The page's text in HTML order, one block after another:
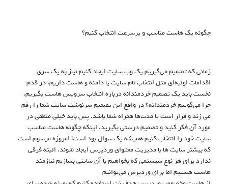
چگونه یک هاست مناسب و پرسرعت انتخاب کنیم؟
زمانی که تصمیم می‌گیریم یک وب سایت ایجاد کنیم نیاز به یک سری
اقدامات اولیه‌ای مثل انتخاب نام سایت یا دامنه و هاست داریم. در قدم
نخست باید یک تصمیم خردمندانه درباره انتخاب سرویس هاست بگیریم.
چرا می‌گوییم خردمندانه؟ در واقع این تصمیم سرنوشت سایت شما را رقم
می زند و قرار است تا مدت‌ها همراه شما باشد. پس باید خیلی منطقی در
مورد آن فکر کنید و تصمیم درستی بگیرید. اینکه چگونه هاست مناسب
سایت خود را انتخاب کنیم همیشه یک سوال بود است! امروزه مرسوم است
که بیشتر سایت ها با مدیریت محتوای وردپرس ایجاد شوند. البته فرقی
ندارد برای هر نوع سیستمی که بخواهیم با آن سایتی بسازیم نیازمند
هاست هستیم اما برای وردپرس می‌توانیم